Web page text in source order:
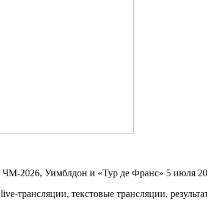
ЧМ-2026, Уимблдон и «Тур де Франс» 5 июля